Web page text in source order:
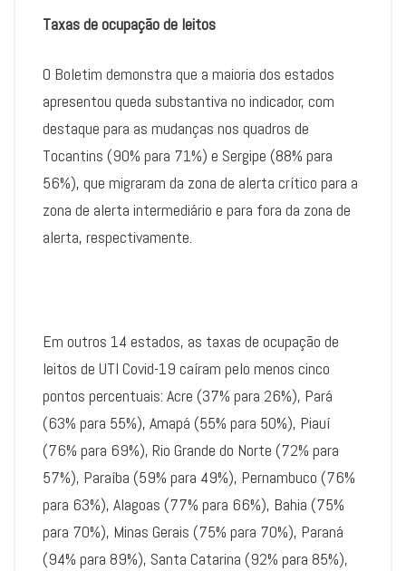
Taxas de ocupação de leitos
O Boletim demonstra que a maioria dos estados
apresentou queda substantiva no indicador, com
destaque para as mudanças nos quadros de
Tocantins (90% para 71%) e Sergipe (88% para
56%), que migraram da zona de alerta crítico para a
zona de alerta intermediário e para fora da zona de
alerta, respectivamente.
Em outros 14 estados, as taxas de ocupação de
leitos de UTI Covid-19 caíram pelo menos cinco
pontos percentuais: Acre (37% para 26%), Pará
(63% para 55%), Amapá (55% para 50%), Piauí
(76% para 69%), Rio Grande do Norte (72% para
57%), Paraíba (59% para 49%), Pernambuco (76%
para 63%), Alagoas (77% para 66%), Bahia (75%
para 70%), Minas Gerais (75% para 70%), Paraná
(94% para 89%), Santa Catarina (92% para 85%),